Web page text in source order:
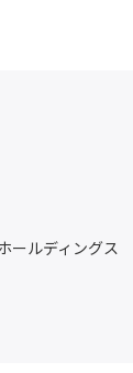
ールディングス